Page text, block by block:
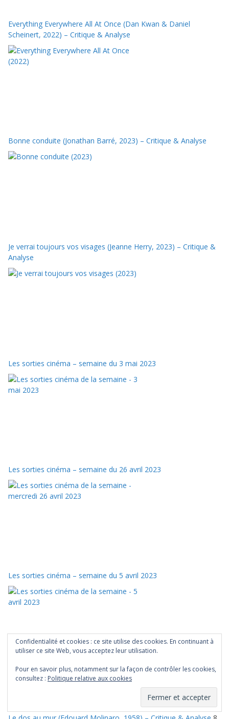
Everything Everywhere All At Once (Dan Kwan & Daniel
Scheinert, 2022) – Critique & Analyse
Bonne conduite (Jonathan Barré, 2023) – Critique & Analyse
Je verrai toujours vos visages (Jeanne Herry, 2023) – Critique &
Analyse
Les sorties cinéma – semaine du 3 mai 2023
Les sorties cinéma – semaine du 26 avril 2023
Les sorties cinéma – semaine du 5 avril 2023
Confidentialité et cookies : ce site utilise des cookies. En continuant à
utiliser ce site Web, vous acceptez leur utilisation.
Pour en savoir plus, notamment sur la façon de contrôler les cookies,
consultez : Politique relative aux cookies